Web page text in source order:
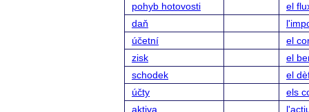
pohyb hotovosti
el
daň
účetní
el
zisk
el
schodek
el
účty
els
aktiva